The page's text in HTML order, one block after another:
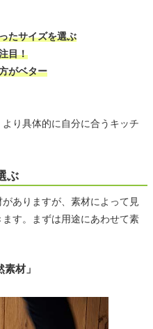
たサイズを選ぶ
目！
がベター
り具体的に自分に合うキッチ
ぶ
ありますが、素材によって見
す。まずは用途にあわせて素
材」